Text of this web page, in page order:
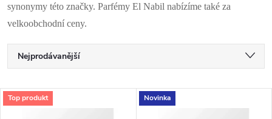
synonymy této značky. Parfémy El Nabil nabízíme také za
velkoobchodní ceny.
Ř
a
Nejprodávanější
Nejdražší
V
Top produkt Novinka